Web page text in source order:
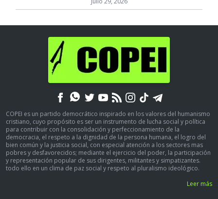
COPEI es un partido democrático inspirado en los valores del humanismo
cristiano, cuyo propósito es ser un instrumento de lucha social y política
para contribuir con la consolidación y perfeccionamiento de la
democracia, el respeto a la dignidad de la persona humana, el logro del
bien común y la justicia social, con especial atención a los sectores mas
pobres y desfavorecidos; mediante el ejercicio del poder, la participación
y representación popular de sus dirigentes, militantes y simpatizantes.
todo ello en un clima de paz social y respeto al pluralismo ideológico.
Leer más